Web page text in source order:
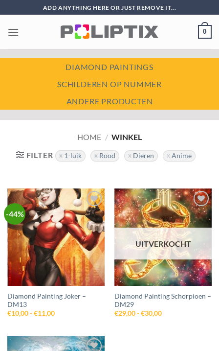
naar
inhoud
ADD ANYTHING HERE OR JUST REMOVE IT...
0
DIAMOND PAINTINGS
SCHILDEREN OP NUMMER
ANDERE PRODUCTEN
HOME / WINKEL
FILTER
1-luik Rood Dieren Anime
-44%
Toevoegen
aan
wenslijst
Diamond Painting Joker –
DM13
€10,00 - €11,00Prijsklasse:
Toevoegen
aan
wenslijst
UITVERKOCHT
Diamond Painting Schorpioen –
DM29
€29,00 - €30,00Prijsklasse: